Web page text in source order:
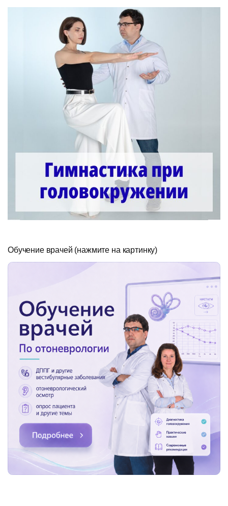
Обучение врачей (нажмите на картинку)